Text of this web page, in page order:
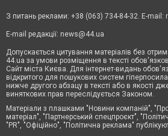
З питань реклами: +38 (063) 734-84-32. E-mail:
E-mail редакції: news@44.ua
Допускається цитування матеріалів без
44.ua за умови розміщення в тексті
Сайт міста Києва. Для інтернет-видань
відкритого для пошукових систем
нижче другого абзацу в тексті або в якості
виняткових прав переслідується Законом.
Матеріали з плашками "Новини компаній",
матеріал", "Партнерський спецпроєкт",
"PR", "Офіційно", "Політична реклама"